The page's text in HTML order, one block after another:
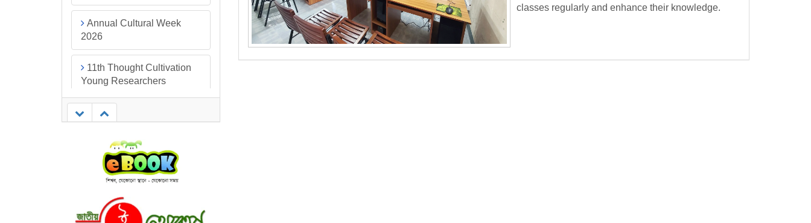
Annual Cultural Week
2026
11th Thought Cultivation
Young Researchers
classes regularly and enhance their knowledge.